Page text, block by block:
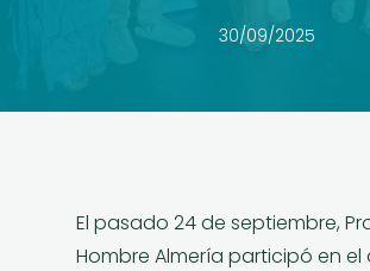
30/09/2025
El pasado 24 de septiembre,
Hombre Almería participó en